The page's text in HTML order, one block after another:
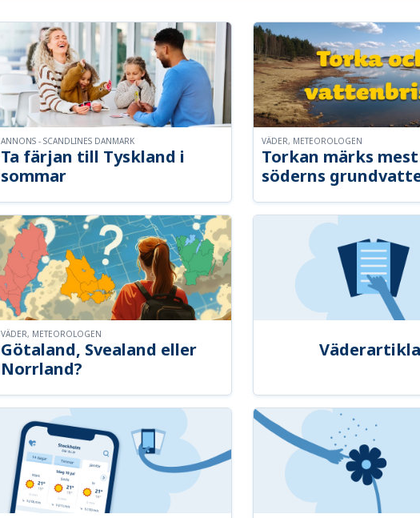
Ta färjan till Tyskland i
sommar
ANNONS - SCANDLINES DANMARK
Torkan märks
söderns
VÄDER, METEOROLOGEN
Götaland, Svealand eller
Norrland?
VÄDER, METEOROLOGEN